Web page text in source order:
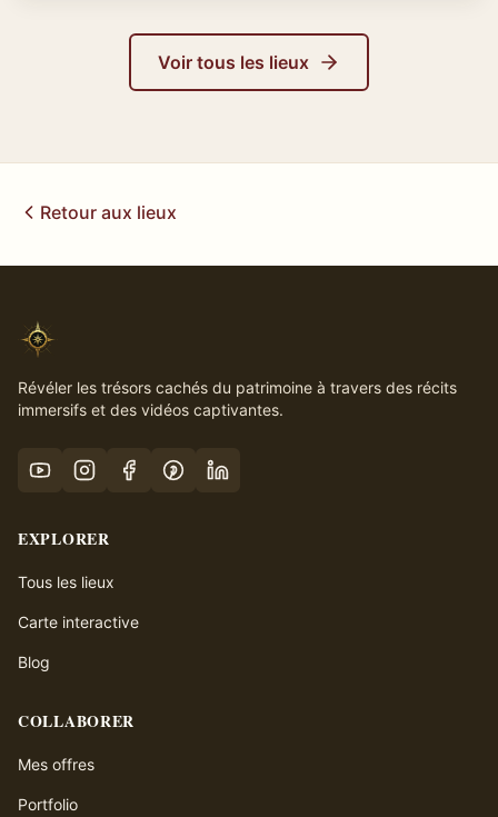
Voir tous les lieux
Retour aux lieux
Révéler les trésors cachés du patrimoine à travers des récits
immersifs et des vidéos captivantes.
EXPLORER
Tous les lieux
Carte interactive
Blog
COLLABORER
Mes offres
Portfolio